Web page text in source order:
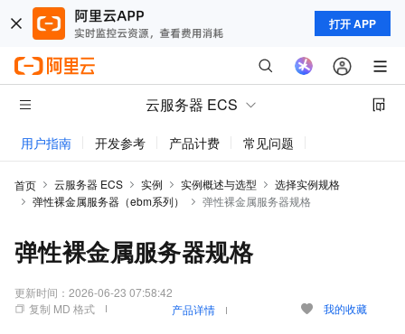
打开 APP
云服务器 ECS
用户指南 开发参考 产品计费 常见问题
首页 云服务器 ECS 实例 实例概述与选型
选择实例规格
弹性裸金属服务器（ebm系列）
弹性裸金属服务器规格
弹性裸金属服务器规格
更新时间： 2026-06-23 07:58:42
复制 MD 格式
产品详情 我的收藏